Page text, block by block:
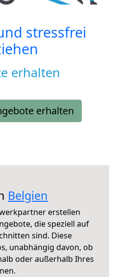
stressfrei
erhalten
erhalten
Belgien
erstellen
die speziell auf
sind. Diese
unabhängig davon, ob
oder außerhalb Ihres